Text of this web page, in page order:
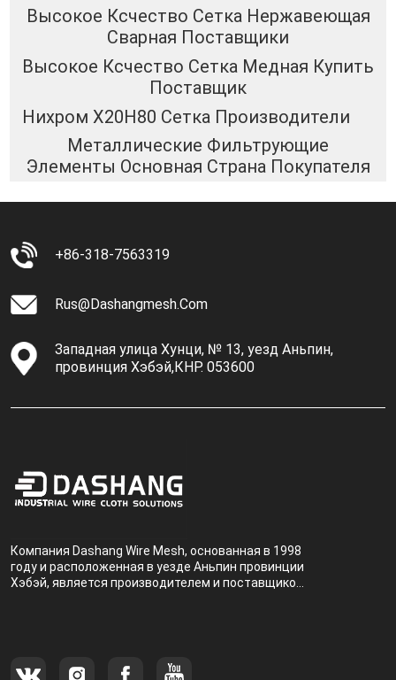
Высокое Ксчество Сетка Нержавеющая
Сварная Поставщики
Высокое Ксчество Сетка Медная Купить
Поставщик
Нихром Х20Н80 Сетка Производители
Металлические Фильтрующие
Элементы Основная Страна Покупателя
+86-318-7563319
Rus@dashangmesh.com
Западная улица Хунци, № 13, уезд Аньпин,
провинция Хэбэй,КНР. 053600
Компания Dashang Wire Mesh, основанная в 1998
году и расположенная в уезде Аньпин провинции
Хэбэй, является производителем и поставщиком,